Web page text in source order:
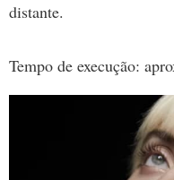
distante.
Tempo de execução: